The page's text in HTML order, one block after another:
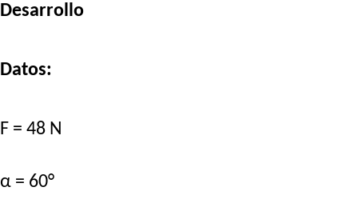
Desarrollo
Datos:
F = 48 N
α = 60°